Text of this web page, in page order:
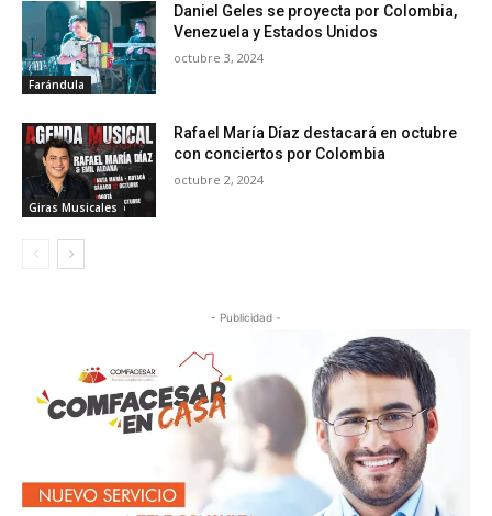
Farándula
Daniel Geles se proyecta por Colombia,
Venezuela y Estados Unidos
octubre 3, 2024
Giras Musicales
Rafael María Díaz destacará en octubre
con conciertos por Colombia
octubre 2, 2024
- Publicidad -